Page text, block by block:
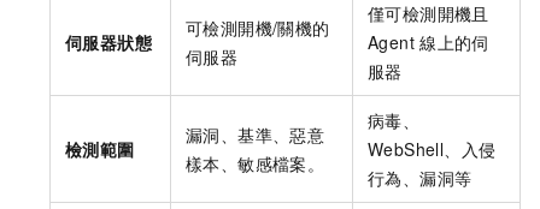
伺服器狀態
可檢測開機/關機的
伺服器
僅可檢測開機且
Agent 線上的伺
服器
檢測範圍
漏洞、基準、惡意
樣本、敏感檔案。
病毒、
WebShell、入侵
行為、漏洞等